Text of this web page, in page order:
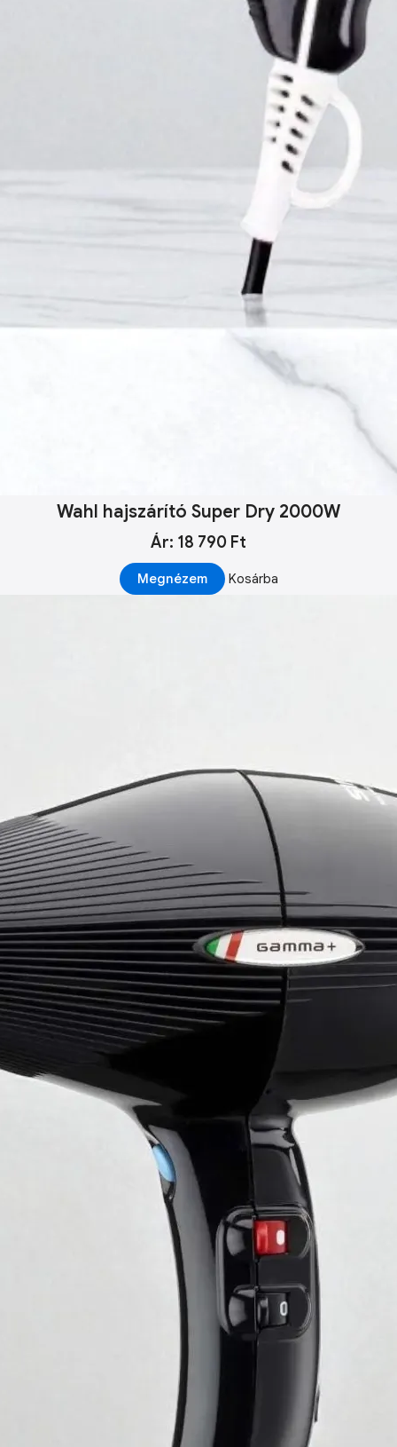
Wahl hajszárító Super Dry 2000W
Ár: 18 790 Ft
Megnézem Kosárba